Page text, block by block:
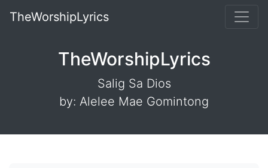
TheWorshipLyrics
TheWorshipLyrics
Salig Sa Dios
by: Alelee Mae Gomintong